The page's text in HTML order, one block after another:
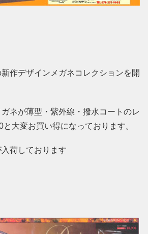
作デザインメガネコレクションを開
ネが薄型・紫外線・撥水コートのレ
大変お買い得になっております。
荷しております